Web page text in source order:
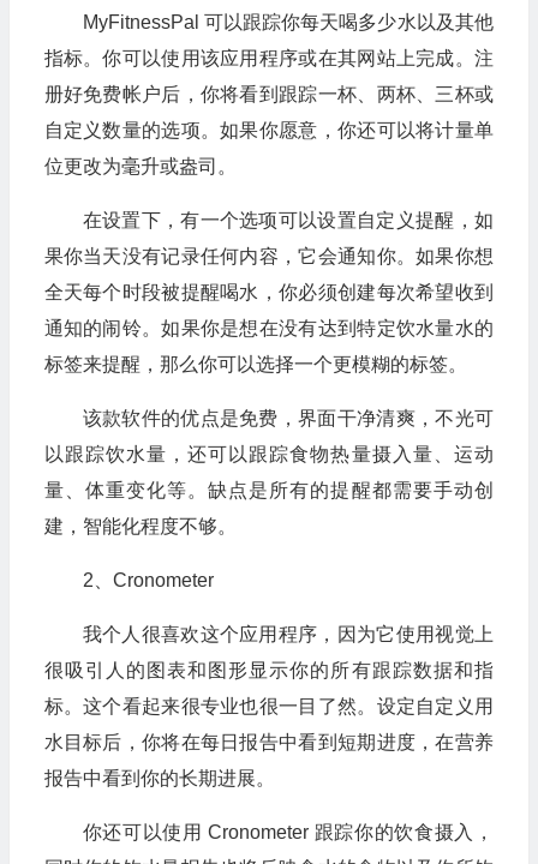
MyFitnessPal 可以跟踪你每天喝多少水以及其他
指标。你可以使用该应用程序或在其网站上完成。注
册好免费帐户后，你将看到跟踪一杯、两杯、三杯或
自定义数量的选项。如果你愿意，你还可以将计量单
位更改为毫升或盎司。
在设置下，有一个选项可以设置自定义提醒，如
果你当天没有记录任何内容，它会通知你。如果你想
全天每个时段被提醒喝水，你必须创建每次希望收到
通知的闹铃。如果你是想在没有达到特定饮水量水的
标签来提醒，那么你可以选择一个更模糊的标签。
该款软件的优点是免费，界面干净清爽，不光可
以跟踪饮水量，还可以跟踪食物热量摄入量、运动
量、体重变化等。缺点是所有的提醒都需要手动创
建，智能化程度不够。
2、Cronometer
我个人很喜欢这个应用程序，因为它使用视觉上
很吸引人的图表和图形显示你的所有跟踪数据和指
标。这个看起来很专业也很一目了然。设定自定义用
水目标后，你将在每日报告中看到短期进度，在营养
报告中看到你的长期进展。
你还可以使用 Cronometer 跟踪你的饮食摄入，